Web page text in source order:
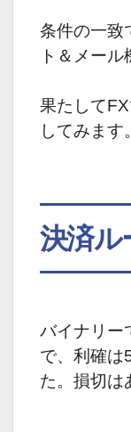
条件の一致
ト＆メール
果たして
してみます。
決済ル
バイナリー
で、 利確は
た。損切は